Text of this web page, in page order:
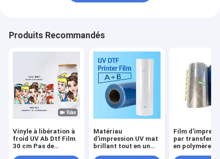
Produits Recommandés
Vinyle à libération à
froid UV Ab Dtf Film
30 cm Pas de
Matériau
d'impression UV mat
brillant tout en un
Film
par transfert
en polymère A